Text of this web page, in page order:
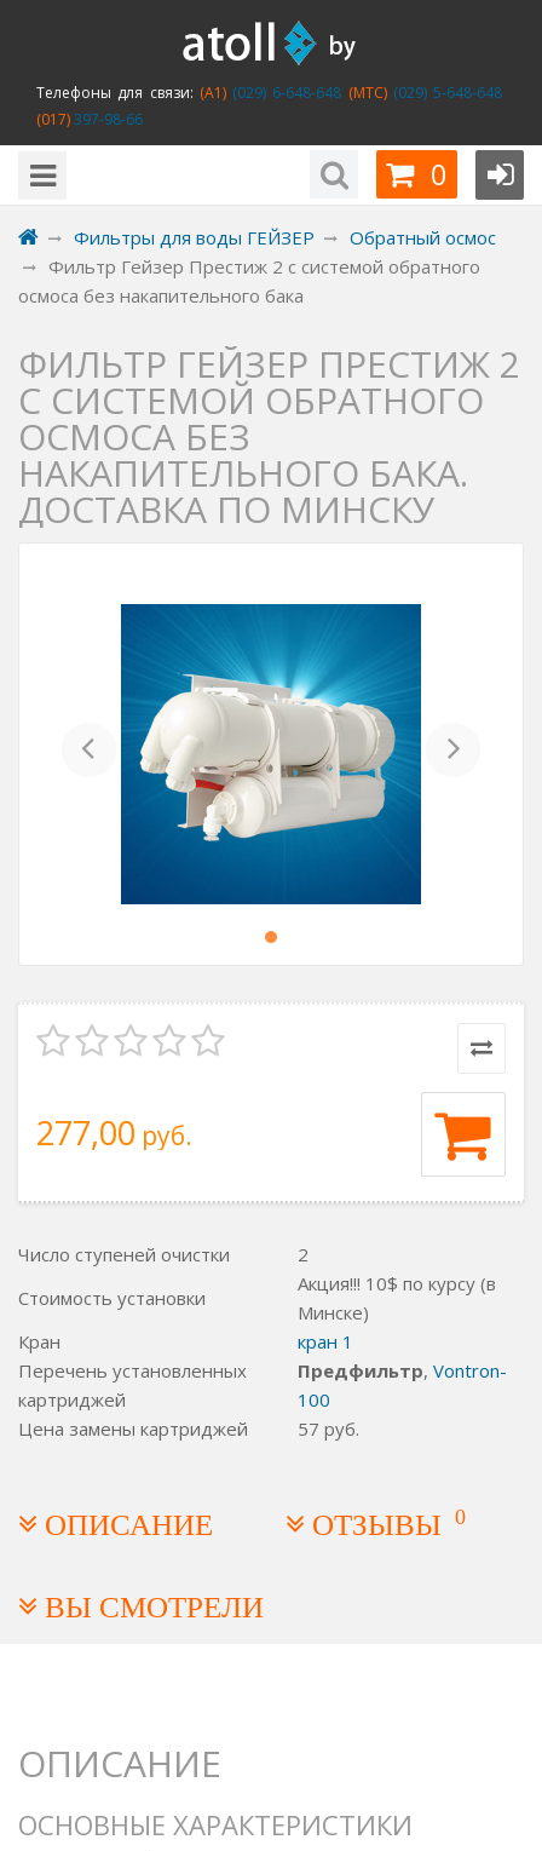
Телефоны для связи: (A1)(029) 6-648-648 (MTC)(029) 5-648-648
(017)397-98-66
0
Фильтры для воды ГЕЙЗЕР
Обратный осмос
Фильтр Гейзер Престиж 2 с системой обратного
осмоса без накапительного бака
ФИЛЬТР ГЕЙЗЕР ПРЕСТИЖ 2
С СИСТЕМОЙ ОБРАТНОГО
ОСМОСА БЕЗ
НАКАПИТЕЛЬНОГО БАКА.
ДОСТАВКА ПО МИНСКУ
Previous
277,00 руб.
Число ступеней очистки
2
Стоимость установки
Акция!!! 10$ по курсу (в
Минске)
Кран
кран 1
Перечень установленных
картриджей
Предфильтр, Vontron-
100
Цена замены картриджей
57 руб.
ОПИСАНИЕ ОТЗЫВЫ 0
ВЫ СМОТРЕЛИ
ОПИСАНИЕ
ОСНОВНЫЕ ХАРАКТЕРИСТИКИ